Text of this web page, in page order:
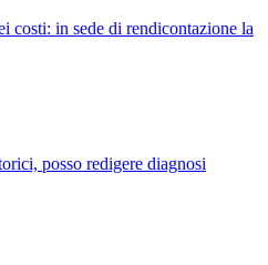
costi: in sede di rendicontazione la
posso redigere diagnosi